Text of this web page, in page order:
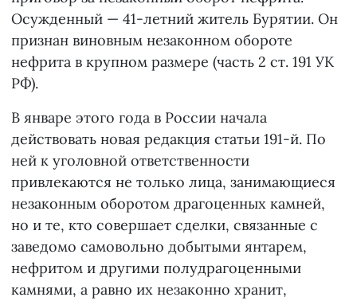
Осужденный — 41-летний житель Бурятии. Он
признан виновным незаконном обороте
нефрита в крупном размере (часть 2 ст. 191 УК
РФ).
В январе этого года в России начала
действовать новая редакция статьи 191-й. По
ней к уголовной ответственности
привлекаются не только лица, занимающиеся
незаконным оборотом драгоценных камней,
но и те, кто совершает сделки, связанные с
заведомо самовольно добытыми янтарем,
нефритом и другими полудрагоценными
камнями, а равно их незаконно хранит,